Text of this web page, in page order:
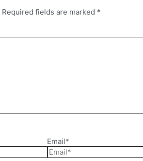
Required fields are marked *
Email*